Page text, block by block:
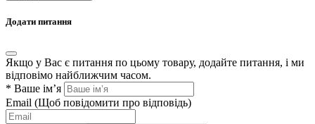
Додати питання
Якщо у Вас є питання по цьому товару, додайте питання, і ми
відповімо найближчим часом.
* Ваше ім’я
Email (Щоб повідомити про відповідь)